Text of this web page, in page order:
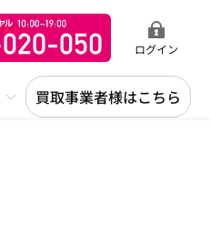
ログイン
買取事業者様はこちら